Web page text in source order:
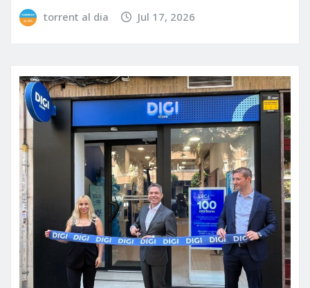
torrent al dia Jul 17, 2026